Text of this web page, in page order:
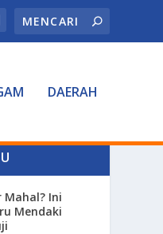
DAERAH
Mahal? Ini
Mendaki